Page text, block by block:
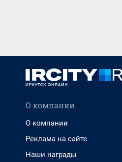
О компании
О компании
Реклама на сайте
Наши награды